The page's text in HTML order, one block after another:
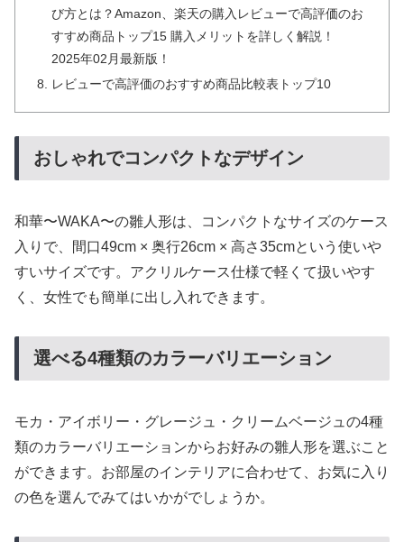
び方とは？Amazon、楽天の購入レビューで高評価のお
すすめ商品トップ15 購入メリットを詳しく解説！
2025年02月最新版！
レビューで高評価のおすすめ商品比較表トップ10
おしゃれでコンパクトなデザイン
和華〜WAKA〜の雛人形は、コンパクトなサイズのケース
入りで、間口49cm × 奥行26cm × 高さ35cmという使いや
すいサイズです。アクリルケース仕様で軽くて扱いやす
く、女性でも簡単に出し入れできます。
選べる4種類のカラーバリエーション
モカ・アイボリー・グレージュ・クリームベージュの4種
類のカラーバリエーションからお好みの雛人形を選ぶこと
ができます。お部屋のインテリアに合わせて、お気に入り
の色を選んでみてはいかがでしょうか。